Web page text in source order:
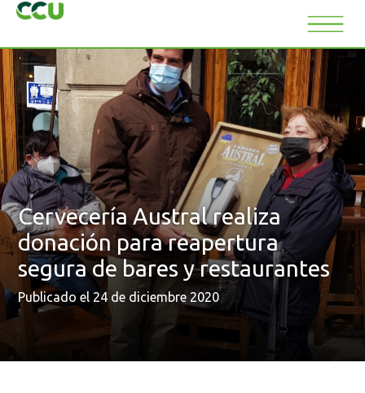
Cervecería Austral realiza
donación para reapertura
segura de bares y restaurantes
Publicado el 24 de diciembre 2020